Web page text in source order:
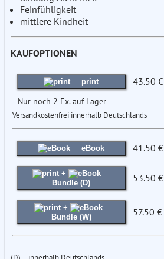
Feinfühligkeit
mittlere Kindheit
KAUFOPTIONEN
print 43.50 €
Nur noch 2 Ex. auf Lager
Versandkostenfrei innerhalb Deutschlands
eBook 41.50 €
+
Bundle (D)
53.50 €
+
Bundle (W)
57.50 €